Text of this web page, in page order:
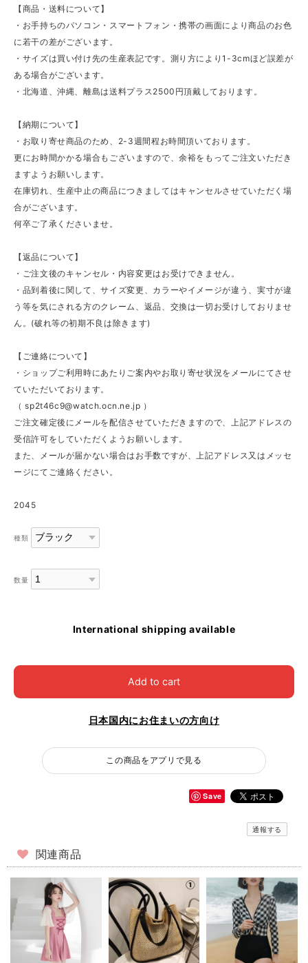
【商品・送料について】
・お手持ちのパソコン・スマートフォン・携帯の画面により商品のお色
に若干の差がございます。
・サイズは買い付け先の生産表記です。測り方により1-3cmほど誤差が
ある場合がございます。
・北海道、沖縄、離島は送料プラス2500円頂戴しております。
【納期について】
・お取り寄せ商品のため、2-3週間程お時間頂いております。
更にお時間かかる場合もございますので、余裕をもってご注文いただき
ますようお願いします。
在庫切れ、生産中止の商品につきましてはキャンセルさせていただく場
合がございます。
何卒ご了承くださいませ。
【返品について】
・ご注文後のキャンセル・内容変更はお受けできません。
・品到着後に関して、サイズ変更、カラーやイメージが違う、実寸が違
う等を気にされる方のクレーム、返品、交換は一切お受けしておりませ
ん。(破れ等の初期不良は除きます)
【ご連絡について】
・ショップご利用時にあたりご案内やお取り寄せ状況をメールにてさせ
ていただいております。
（sp2t46c9@watch.ocn.ne.jp ）
ご注文確定後にメールを配信させていただきますので、上記アドレスの
受信許可をしていただくようお願いします。
また、メールが届かない場合はお手数ですが、上記アドレス又はメッセ
ージにてご連絡ください。
2045
種類
数量
International shipping available
Add to cart
日本国内にお住まいの方向け
この商品をアプリで見る
Save
通報する
関連商品